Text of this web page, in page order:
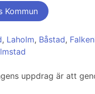
Kommun
, Laholm, Båstad,
uppdrag är att